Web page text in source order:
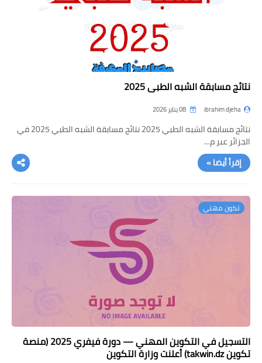
نتائج مسابقة الشبه الطبي 2025
ibrahim djeha
نتائج مسابقة الشبه الطبي 2025 نتائج مسابقة الشبه الطبي 2025 في
الجزائر عبر م…
إقرأ أيضا »
تكون مهني
التسجيل في التكوين المهني — دورة فيفري 2025 (منصة
تكوين takwin.dz) أعلنت وزارة التكوين